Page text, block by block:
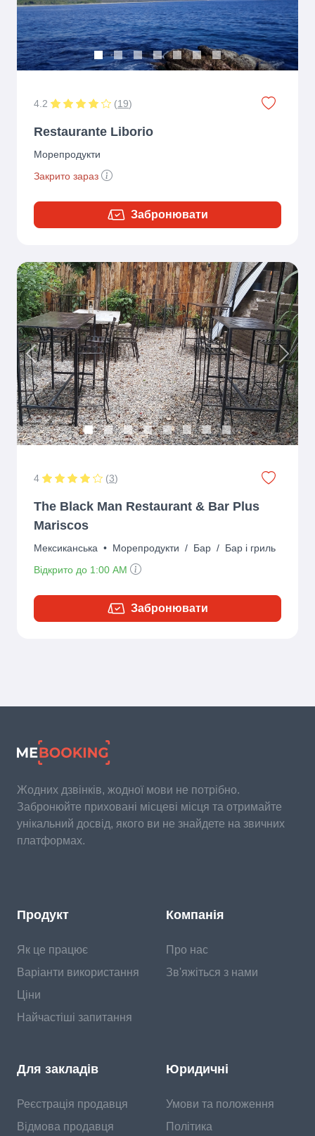
4.2 (19)
Restaurante Liborio
Морепродукти
Закрито зараз
Забронювати
Previous Next
4 (3)
The Black Man Restaurant & Bar Plus
Mariscos
Мексиканська • Морепродукти / Бар / Бар і гриль
Відкрито до 1:00 AM
Забронювати
Жодних дзвінків, жодної мови не потрібно.
Забронюйте приховані місцеві місця та отримайте
унікальний досвід, якого ви не знайдете на звичних
платформах.
Продукт
Як це працює
Варіанти використання
Ціни
Найчастіші запитання
Компанія
Про нас
Зв'яжіться з нами
Для закладів
Реєстрація продавця
Відмова продавця
Юридичні
Умови та положення
Політика